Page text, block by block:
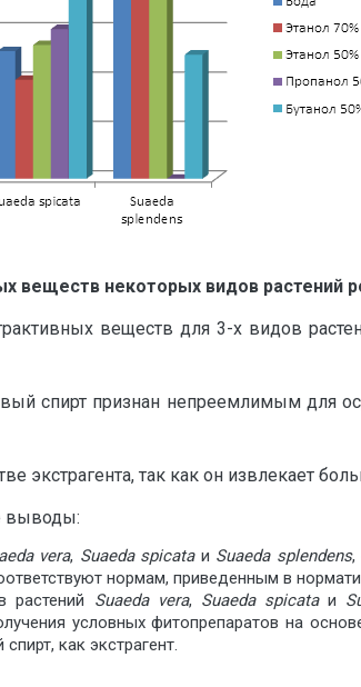
веществ некоторых видов растений
веществ для 3-х видов
спирт признан непреемлимым для
так как он извлекает
выводы:
vera, Suaeda spicataи Suaeda splendens,
нормам, приведенным в
растений Suaeda vera, Suaeda spicataи
условных фитопрепаратов на
как экстрагент.